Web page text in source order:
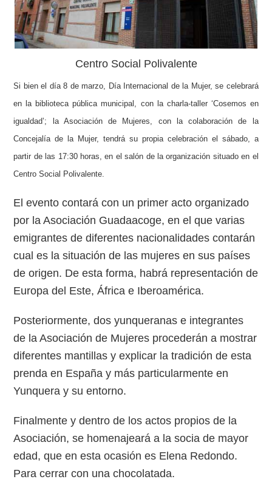
Centro Social Polivalente
Si bien el día 8 de marzo, Día Internacional de la Mujer, se celebrará
en la biblioteca pública municipal, con la charla-taller ‘Cosemos en
igualdad’; la Asociación de Mujeres, con la colaboración de la
Concejalía de la Mujer, tendrá su propia celebración el sábado, a
partir de las 17:30 horas, en el salón de la organización situado en el
Centro Social Polivalente.
El evento contará con un primer acto organizado
por la Asociación Guadaacoge, en el que varias
emigrantes de diferentes nacionalidades contarán
cual es la situación de las mujeres en sus países
de origen. De esta forma, habrá representación de
Europa del Este, África e Iberoamérica.
Posteriormente, dos yunqueranas e integrantes
de la Asociación de Mujeres procederán a mostrar
diferentes mantillas y explicar la tradición de esta
prenda en España y más particularmente en
Yunquera y su entorno.
Finalmente y dentro de los actos propios de la
Asociación, se homenajeará a la socia de mayor
edad, que en esta ocasión es Elena Redondo.
Para cerrar con una chocolatada.